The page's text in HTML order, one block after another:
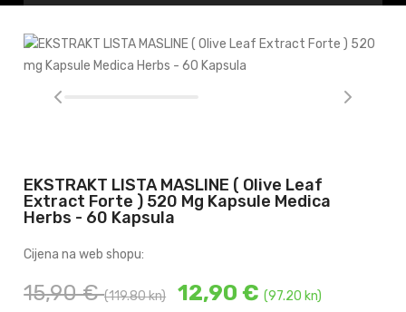
EKSTRAKT LISTA MASLINE ( Olive Leaf
Extract Forte ) 520 Mg Kapsule Medica
Herbs - 60 Kapsula
Cijena na web shopu:
15,90 €(119.80 kn) 12,90 €(97.20 kn)